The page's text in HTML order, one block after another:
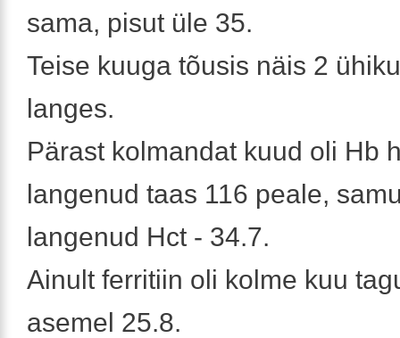
sama, pisut üle 35.
Teise kuuga tõusis näis 2
langes.
Pärast kolmandat kuud oli Hb
langenud taas 116 peale,
langenud Hct - 34.7.
Ainult ferritiin oli kolme kuu
asemel 25.8.